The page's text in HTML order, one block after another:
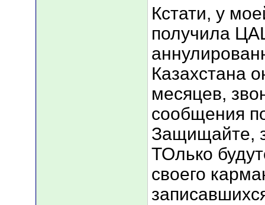
Кстати, у
получила
Казахстана
месяцев,
сообщения
Защищайте,
ТОлько
своего